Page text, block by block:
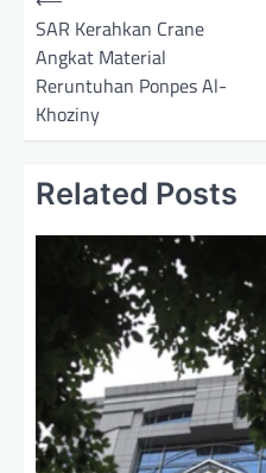
g
SAR Kerahkan Crane
Angkat Material
Reruntuhan Ponpes Al-
Khoziny
Related Posts